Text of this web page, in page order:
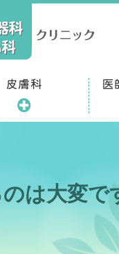
は大変で